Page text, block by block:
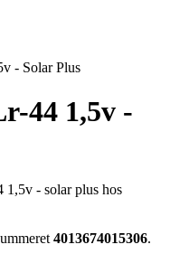
- Solar Plus
44 1,5v -
1,5v - solar plus hos
4013674015306.